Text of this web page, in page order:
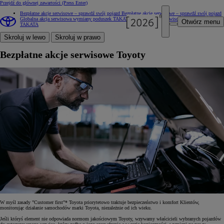
Przejdź do głównej zawartości (Press Enter)
Otwórz menu
Bezpłatne akcje serwisowe – sprawdź swój pojazd Bezpłatne akcje serwisowe – sprawdź swój pojazd
Globalna akcja serwisowa wymiany poduszek TAKATAGlobalna akcja serwisowa wymiany poduszek
TAKATA
Skroluj w lewo Skroluj w prawo
Bezpłatne akcje serwisowe Toyoty
W myśl zasady ”Customer first”* Toyota priorytetowo traktuje bezpieczeństwo i komfort Klientów,
monitorując działanie samochodów marki Toyota, niezależnie od ich wieku.
Jeśli któryś element nie odpowiada normom jakościowym Toyoty, wzywamy właścicieli wybranych pojazdów